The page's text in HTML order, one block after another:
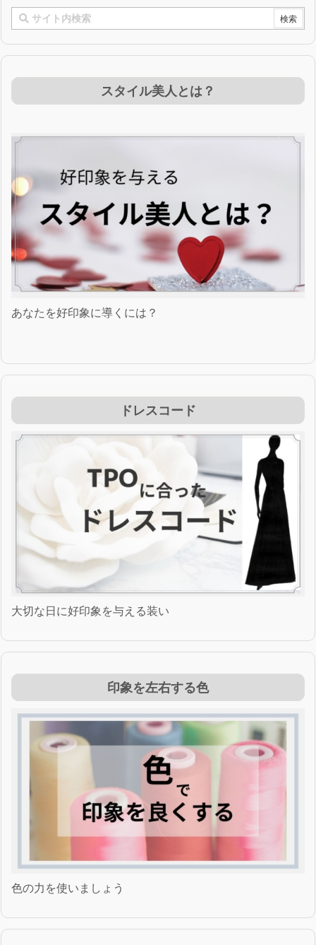
スタイル美人とは？
あなたを好印象に導くには？
ドレスコード
大切な日に好印象を与える装い
印象を左右する色
色の力を使いましょう